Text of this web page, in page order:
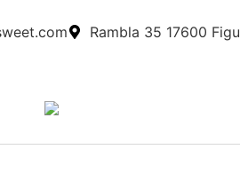
Rambla 35 17600